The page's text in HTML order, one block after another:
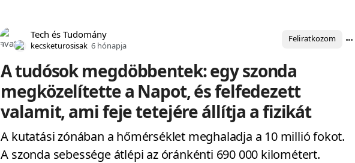
Tech és Tudomány
kecsketurosisak 6 hónapja
Feliratkozom
A tudósok megdöbbentek: egy szonda
megközelítette a Napot, és felfedezett
valamit, ami feje tetejére állítja a fizikát
A kutatási zónában a hőmérséklet meghaladja a 10 millió fokot.
A szonda sebessége átlépi az óránkénti 690 000 kilométert.